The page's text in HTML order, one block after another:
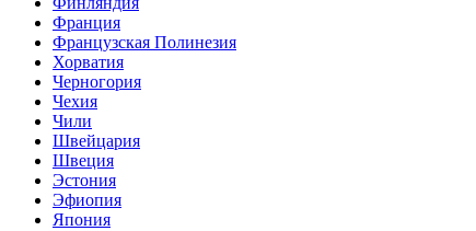
Франция
Французская Полинезия
Хорватия
Черногория
Чехия
Чили
Швейцария
Швеция
Эстония
Эфиопия
Япония